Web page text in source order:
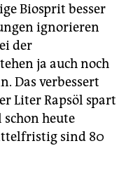
Biosprit besser
ignorieren
der
ja auch noch
Das verbessert
Liter Rapsöl spart
heute
sind 80